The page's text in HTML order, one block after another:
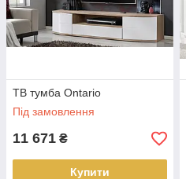
ТВ тумба Ontario
Під замовлення
11 671 ₴
Купити